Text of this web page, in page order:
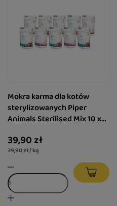
Mokra karma dla kotów
sterylizowanych Piper
Animals Sterilised Mix 10 x
39,90 zł
39,90 zł / kg